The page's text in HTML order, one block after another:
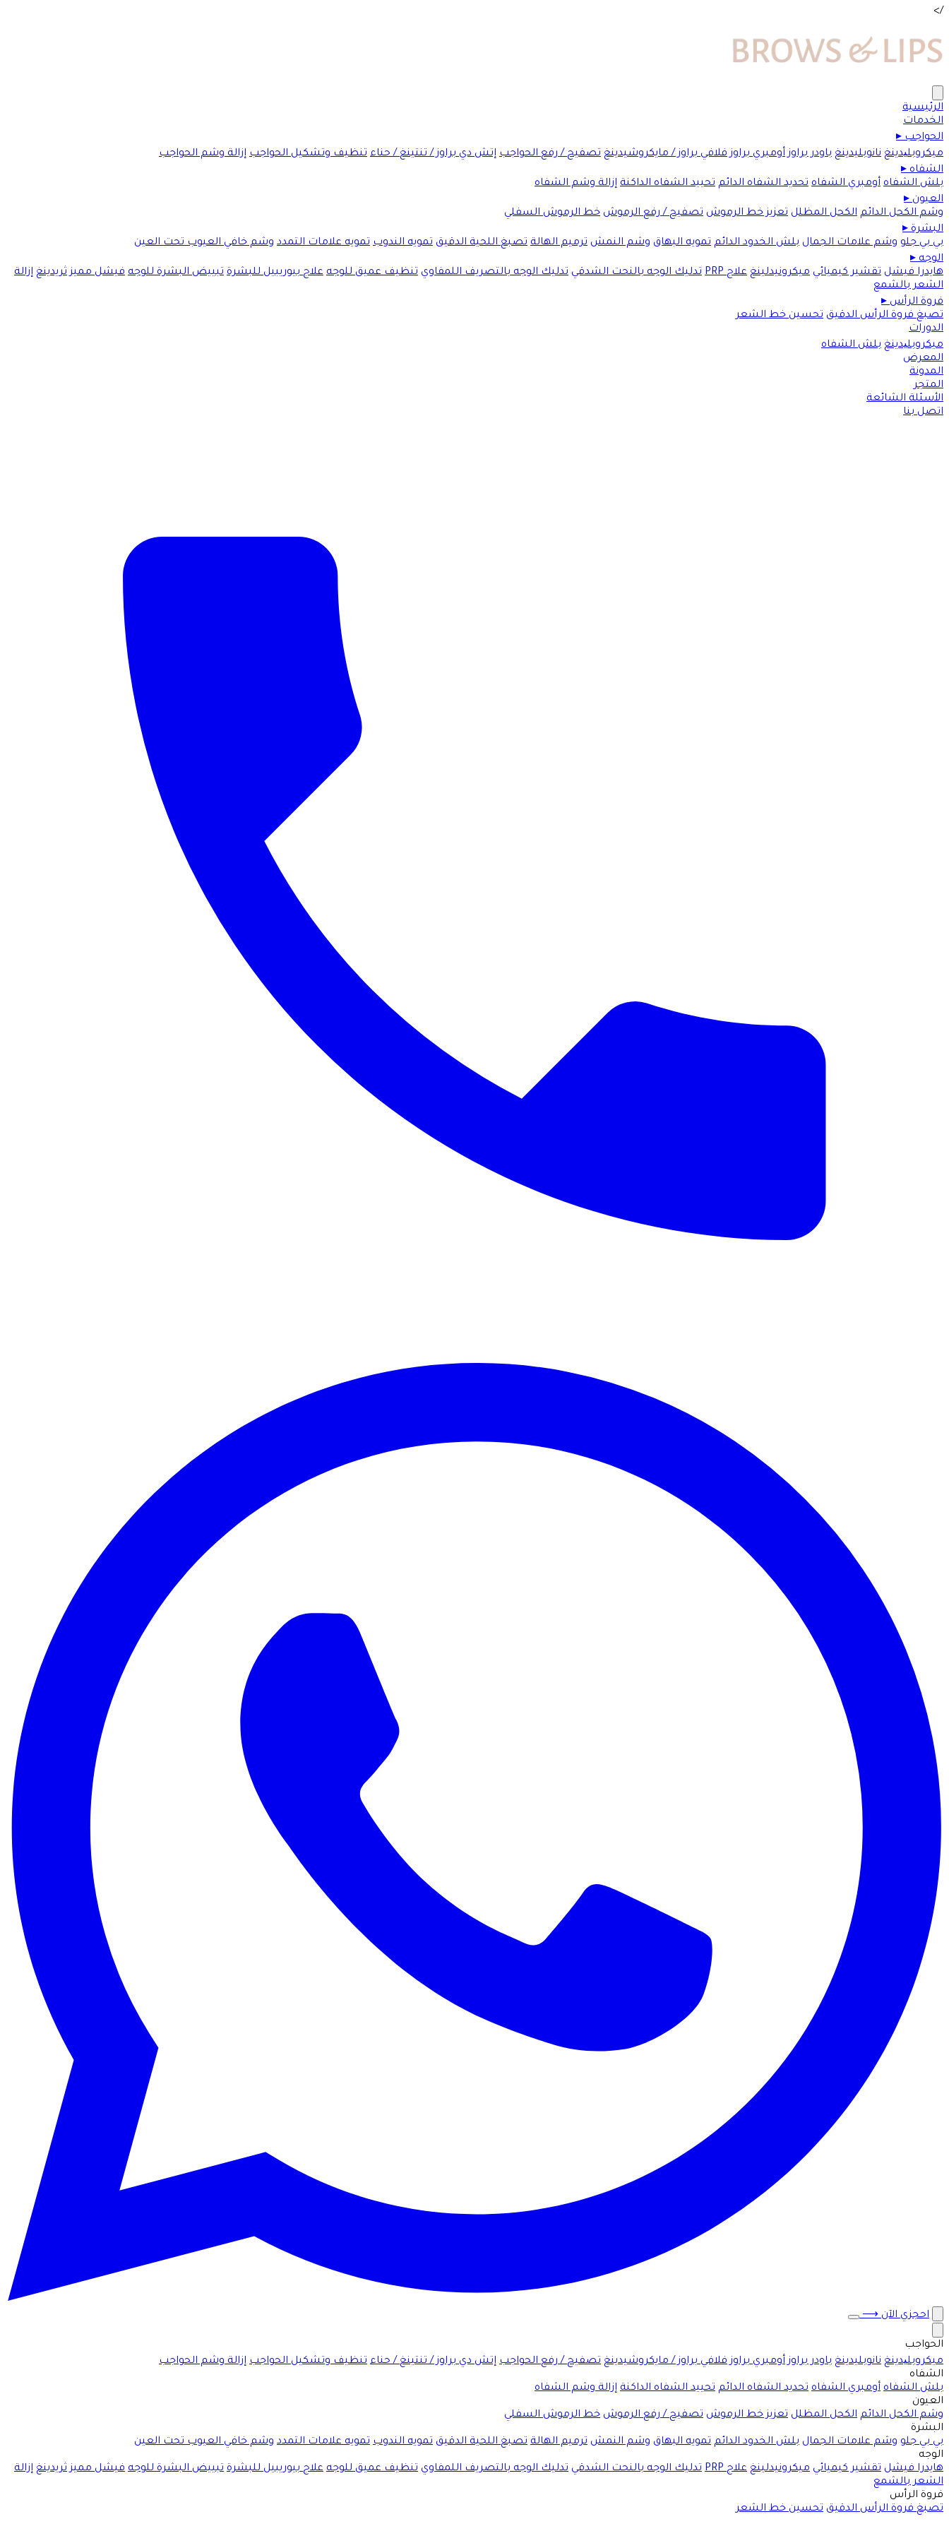
/>
الرئيسية
الخدمات
الحواجب▸
ميكروبلیدينغ نانوبليدينغ باودر براوز أومبري براوز فلافي براوز / مايكروشيدينغ تصفيح / رفع الحواجب إتش دي براوز / تنتينغ / حناء تنظيف وتشكيل الحواجب إزالة وشم الحواجب
الشفاه▸
بلش الشفاه أومبري الشفاه تحديد الشفاه الدائم تحييد الشفاه الداكنة إزالة وشم الشفاه
العيون▸
وشم الكحل الدائم الكحل المظلل تعزيز خط الرموش تصفيح / رفع الرموش خط الرموش السفلي
البشرة▸
بي بي جلو وشم علامات الجمال بلش الخدود الدائم تمويه البهاق وشم النمش ترميم الهالة تصبغ اللحية الدقيق تمويه الندوب تمويه علامات التمدد وشم خافي العيوب تحت العين
الوجه▸
هايدرا فيشل تقشير كيميائي ميكرونيدلينغ علاج PRP تدليك الوجه بالنحت الشدقي تدليك الوجه بالتصريف اللمفاوي تنظيف عميق للوجه علاج بيوريبيل للبشرة تبييض البشرة للوجه فيشل مميز ثريدينغ إزالة
الشعر بالشمع
فروة الرأس▸
تصبغ فروة الرأس الدقيق تحسين خط الشعر
الدورات
ميكروبلیدينغ بلش الشفاه
المعرض
المدونة
المتجر
الأسئلة الشائعة
اتصل بنا
احجزي الآن⟶
الحواجب
ميكروبلیدينغ نانوبليدينغ باودر براوز أومبري براوز فلافي براوز / مايكروشيدينغ تصفيح / رفع الحواجب إتش دي براوز / تنتينغ / حناء تنظيف وتشكيل الحواجب إزالة وشم الحواجب
الشفاه
بلش الشفاه أومبري الشفاه تحديد الشفاه الدائم تحييد الشفاه الداكنة إزالة وشم الشفاه
العيون
وشم الكحل الدائم الكحل المظلل تعزيز خط الرموش تصفيح / رفع الرموش خط الرموش السفلي
البشرة
بي بي جلو وشم علامات الجمال بلش الخدود الدائم تمويه البهاق وشم النمش ترميم الهالة تصبغ اللحية الدقيق تمويه الندوب تمويه علامات التمدد وشم خافي العيوب تحت العين
الوجه
هايدرا فيشل تقشير كيميائي ميكرونيدلينغ علاج PRP تدليك الوجه بالنحت الشدقي تدليك الوجه بالتصريف اللمفاوي تنظيف عميق للوجه علاج بيوريبيل للبشرة تبييض البشرة للوجه فيشل مميز ثريدينغ إزالة
الشعر بالشمع
فروة الرأس
تصبغ فروة الرأس الدقيق تحسين خط الشعر